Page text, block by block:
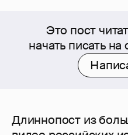
Это пост
начать писать
Длиннопост из